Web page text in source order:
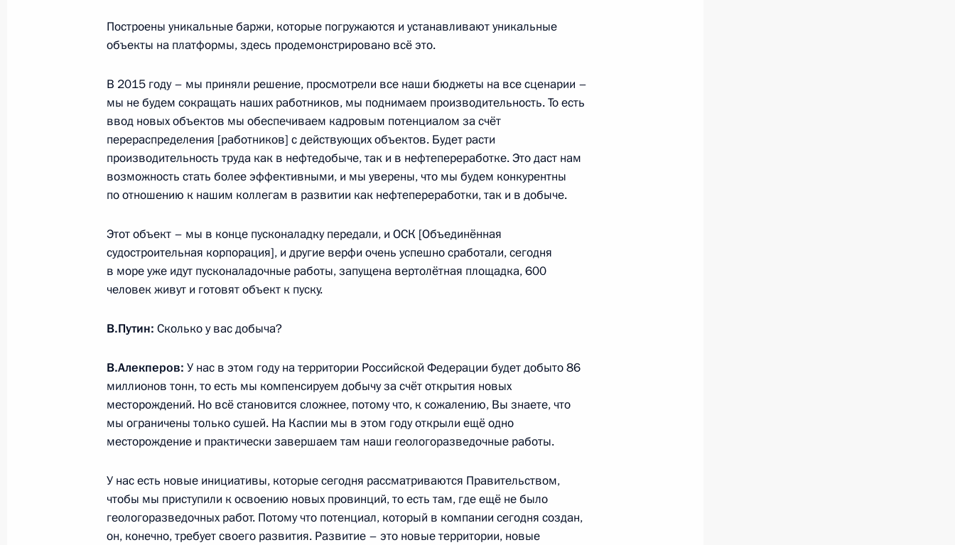
20 февраля 2013 года, 18:30
Стенографический отчёт о заседании Комиссии
по модернизации и технологическому развитию экономики
России
11 февраля 2010 года, 16:00
Алекперовым
1 октября 2008 года, 15:20
Встреча с военнослужащими Военно-Морского Флота
26 июля 2026 года
Разделы сайта
Президента
России
Информационные
ресурсы
Президента России
Официальные
сетевые ресурсы
Президента России
Правовая и
информация
Построены уникальные баржи, которые погружаются и устанавливают уникальные
объекты на платформы, здесь продемонстрировано всё это.
В 2015 году – мы приняли решение, просмотрели все наши бюджеты на все сценарии –
мы не будем сокращать наших работников, мы поднимаем производительность. То есть
ввод новых объектов мы обеспечиваем кадровым потенциалом за счёт
перераспределения [работников] с действующих объектов. Будет расти
производительность труда как в нефтедобыче, так и в нефтепереработке. Это даст нам
возможность стать более эффективными, и мы уверены, что мы будем конкурентны
по отношению к нашим коллегам в развитии как нефтепереработки, так и в добыче.
Этот объект – мы в конце пусконаладку передали, и ОСК [Объединённая
судостроительная корпорация], и другие верфи очень успешно сработали, сегодня
в море уже идут пусконаладочные работы, запущена вертолётная площадка, 600
человек живут и готовят объект к пуску.
В.Путин: Сколько у вас добыча?
В.Алекперов: У нас в этом году на территории Российской Федерации будет добыто 86
миллионов тонн, то есть мы компенсируем добычу за счёт открытия новых
месторождений. Но всё становится сложнее, потому что, к сожалению, Вы знаете, что
мы ограничены только сушей. На Каспии мы в этом году открыли ещё одно
месторождение и практически завершаем там наши геологоразведочные работы.
У нас есть новые инициативы, которые сегодня рассматриваются Правительством,
чтобы мы приступили к освоению новых провинций, то есть там, где ещё не было
геологоразведочных работ. Потому что потенциал, который в компании сегодня создан,
он, конечно, требует своего развития. Развитие – это новые территории, новые